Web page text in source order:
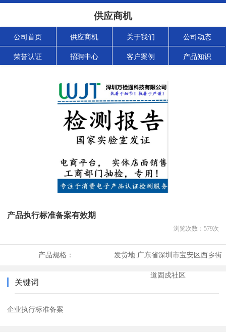
供应商机
公司首页 供应商机 关于我们 公司动态
荣誉认证 招聘中心 客户案例 产品知识
产品执行标准备案有效期
浏览次数： 579次
产品规格： 发货地:广东省深圳市宝安区西乡街
道固戍社区
关键词
企业执行标准备案